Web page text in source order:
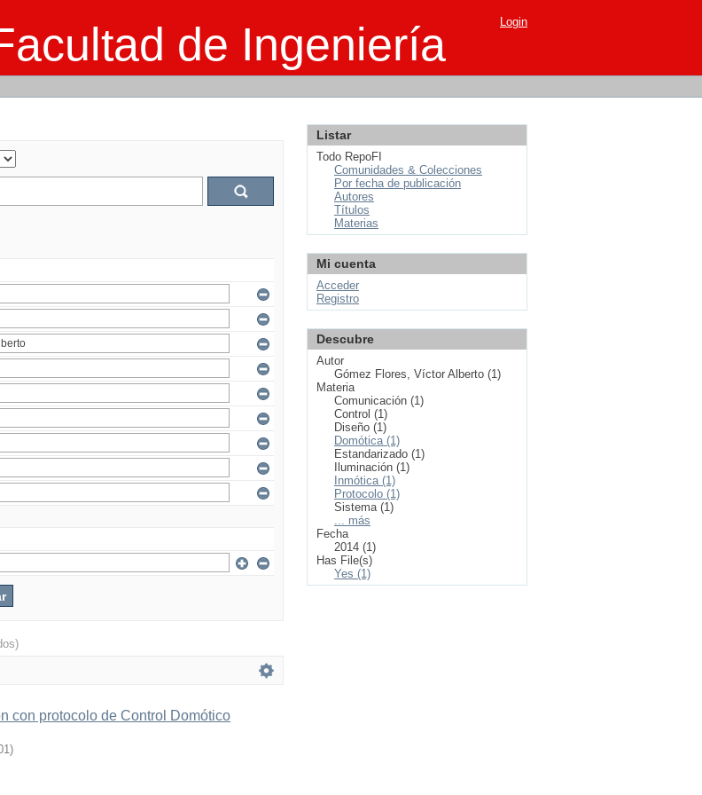
de Ingeniería Login
con protocolo de Control Domótico
)
Listar
Todo RepoFI
Comunidades & Colecciones
Por fecha de publicación
Autores
Títulos
Materias
Mi cuenta
Acceder
Registro
Descubre
Autor
Gómez Flores, Víctor Alberto (1)
Materia
Comunicación (1)
Control (1)
Diseño (1)
Domótica (1)
Estandarizado (1)
Iluminación (1)
Inmótica (1)
Protocolo (1)
Sistema (1)
... más
Fecha
2014 (1)
Has File(s)
Yes (1)